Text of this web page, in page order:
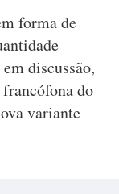
forma de
discussão,
do
variante